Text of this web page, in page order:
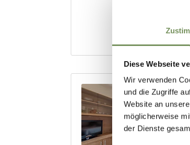
Diese Webseite
Wir verwenden
und die Zugriffe
Website an
möglicherweise
der Dienste